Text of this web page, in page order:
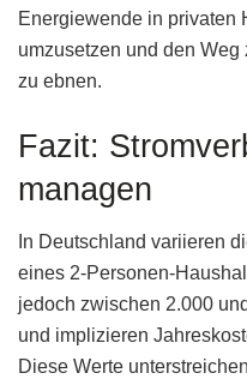
Energiewende in privaten
umzusetzen und den
zu ebnen.
Fazit:
managen
In Deutschland variieren
eines 2-Personen-
jedoch zwischen 2.000
und implizieren
Diese Werte